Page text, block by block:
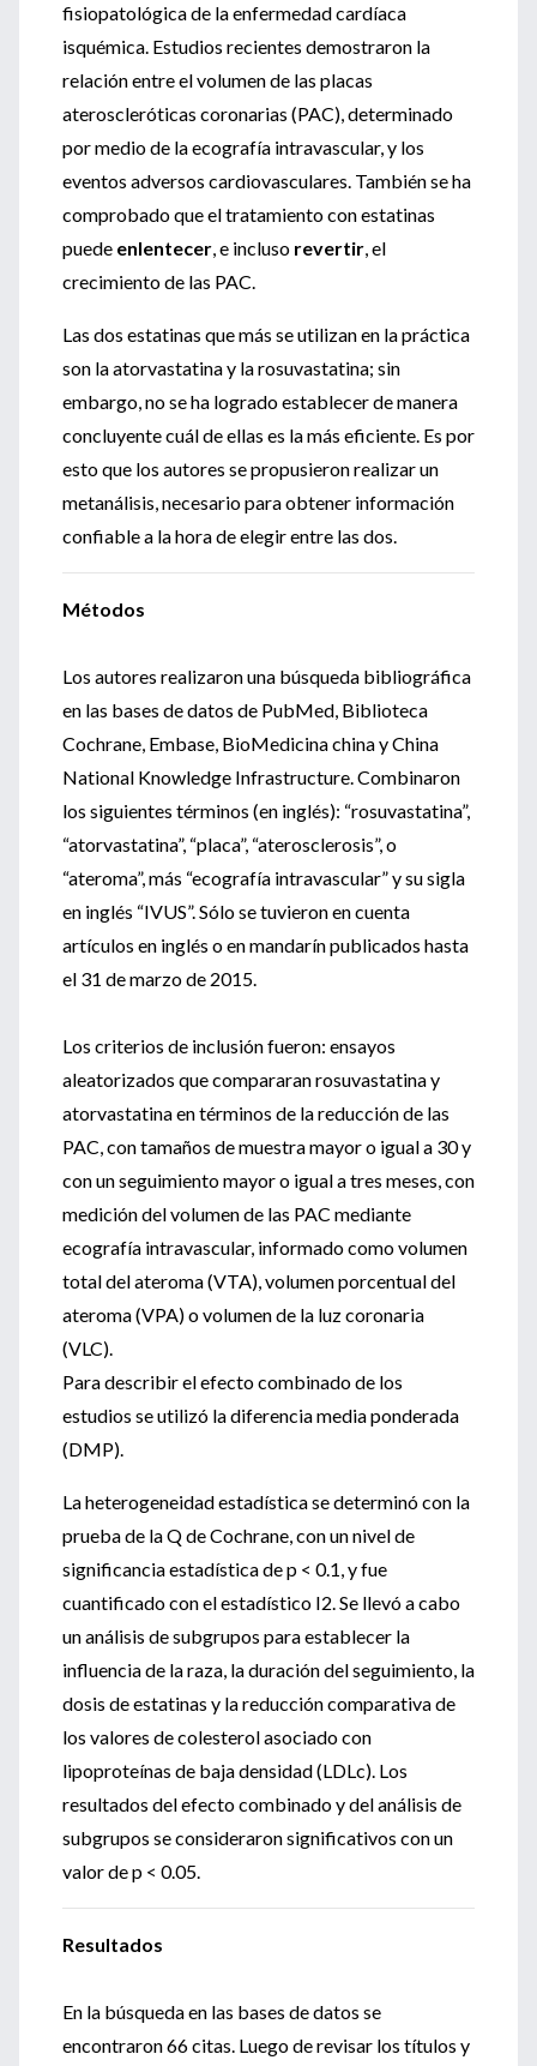
fisiopatológica de la enfermedad cardíaca
isquémica. Estudios recientes demostraron la
relación entre el volumen de las placas
ateroscleróticas coronarias (PAC), determinado
por medio de la ecografía intravascular, y los
eventos adversos cardiovasculares. También se ha
comprobado que el tratamiento con estatinas
puede enlentecer, e incluso revertir, el
crecimiento de las PAC.
Las dos estatinas que más se utilizan en la práctica
son la atorvastatina y la rosuvastatina; sin
embargo, no se ha logrado establecer de manera
concluyente cuál de ellas es la más eficiente. Es por
esto que los autores se propusieron realizar un
metanálisis, necesario para obtener información
confiable a la hora de elegir entre las dos.
Métodos
Los autores realizaron una búsqueda bibliográfica
en las bases de datos de PubMed, Biblioteca
Cochrane, Embase, BioMedicina china y China
National Knowledge Infrastructure. Combinaron
los siguientes términos (en inglés): “rosuvastatina”,
“atorvastatina”, “placa”, “aterosclerosis”, o
“ateroma”, más “ecografía intravascular” y su sigla
en inglés “IVUS”. Sólo se tuvieron en cuenta
artículos en inglés o en mandarín publicados hasta
el 31 de marzo de 2015.
Los criterios de inclusión fueron: ensayos
aleatorizados que compararan rosuvastatina y
atorvastatina en términos de la reducción de las
PAC, con tamaños de muestra mayor o igual a 30 y
con un seguimiento mayor o igual a tres meses, con
medición del volumen de las PAC mediante
ecografía intravascular, informado como volumen
total del ateroma (VTA), volumen porcentual del
ateroma (VPA) o volumen de la luz coronaria
(VLC).
Para describir el efecto combinado de los
estudios se utilizó la diferencia media ponderada
(DMP).
La heterogeneidad estadística se determinó con la
prueba de la Q de Cochrane, con un nivel de
significancia estadística de p < 0.1, y fue
cuantificado con el estadístico I2. Se llevó a cabo
un análisis de subgrupos para establecer la
influencia de la raza, la duración del seguimiento, la
dosis de estatinas y la reducción comparativa de
los valores de colesterol asociado con
lipoproteínas de baja densidad (LDLc). Los
resultados del efecto combinado y del análisis de
subgrupos se consideraron significativos con un
valor de p < 0.05.
Resultados
En la búsqueda en las bases de datos se
encontraron 66 citas. Luego de revisar los títulos y